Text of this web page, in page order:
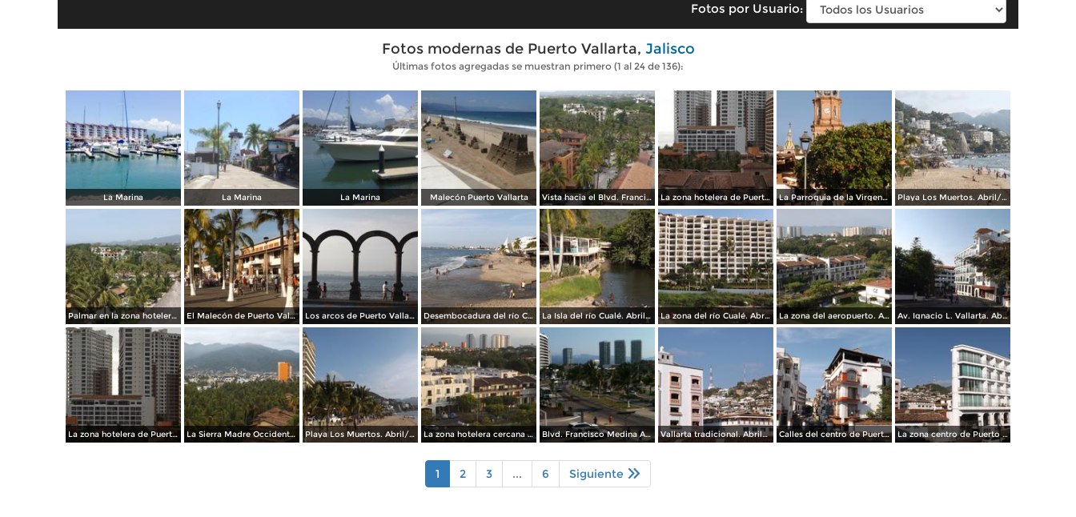
Fotos por Usuario:
Fotos modernas de Puerto Vallarta, Jalisco
Últimas fotos agregadas se muestran primero (1 al 24 de 136):
La Marina La Marina La Marina Malecón Puerto Vallarta Vista hacia el Blvd. Francisco Medina. Abril/2015 La zona hotelera de Puerto Vallarta. Abril/2015 La Parroquia de la Virgen de Guadalupe. Abril/2015 Playa Los Muertos. Abril/2015
Palmar en la zona hotelera. Abril/2015 El Malecón de Puerto Vallarta. Abril/2015 Los arcos de Puerto Vallarta. Abril/2015 Desembocadura del río Cualé en la Bahía de Banderas. Abril/2015 La Isla del río Cualé. Abril/2015 La zona del río Cualé. Abril/2015 La zona del aeropuerto. Abril/2015 Av. Ignacio L. Vallarta. Abril/2015
La zona hotelera de Puerto Vallarta. Abril/2015 La Sierra Madre Occidental desde la zona hotelera. Abril/2015 Playa Los Muertos. Abril/2015 La zona hotelera cercana al aeropuerto. Mayo/2015 Blvd. Francisco Medina Ascencio. Abril/2015 Vallarta tradicional. Abril/2015 Calles del centro de Puerto Vallarta. Abril/2015 La zona centro de Puerto Vallarta. Abril/2015
1 2 3 ... 6 Siguiente